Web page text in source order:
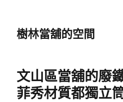
樹林當舖的空間
文山區當舖的廢
菲秀材質都獨立